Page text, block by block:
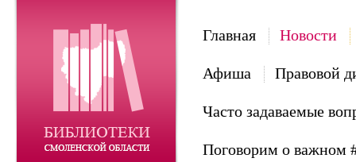
Главная Новости
Афиша Правовой
Часто задаваемые
Поговорим о важном